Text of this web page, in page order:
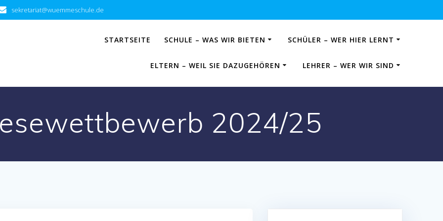
sekretariat@wuemmeschule.de
STARTSEITE SCHULE – WAS WIR BIETEN SCHÜLER – WER HIER LERNT
ELTERN – WEIL SIE DAZUGEHÖREN LEHRER – WER WIR SIND
2024/25